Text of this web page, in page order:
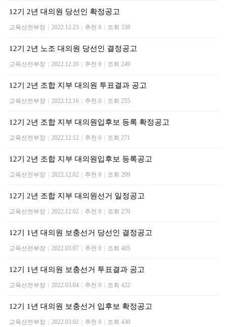
12기 2년 대의원 당선인 확정공고
교육선전부장 | 2022.12.23 | 추천 0 | 조회 338
12기 2년 노조 대의원 당선인 결정공고
교육선전부장 | 2022.12.20 | 추천 0 | 조회 249
12기 2년 조합 지부 대의원 투표결과 공고
교육선전부장 | 2022.12.16 | 추천 0 | 조회 255
12기 2년 조합 지부 대의원입후보 등록 확정공고
교육선전부장 | 2022.12.12 | 추천 0 | 조회 271
12기 2년 조합 지부 대의원입후보 등록공고
교육선전부장 | 2022.12.02 | 추천 0 | 조회 299
12기 2년 조합 지부 대의원선거 일정공고
교육선전부장 | 2022.12.02 | 추천 0 | 조회 270
12기 1년 대의원 보충선거 당선인 결정공고
교육선전부장 | 2022.03.07 | 추천 0 | 조회 405
12기 1년 대의원 보충선거 투표결과 공고
교육선전부장 | 2022.03.04 | 추천 0 | 조회 422
12기 1년 대의원 보충선거 입후보 확정공고
교육선전부장 | 2022.03.02 | 추천 0 | 조회 430